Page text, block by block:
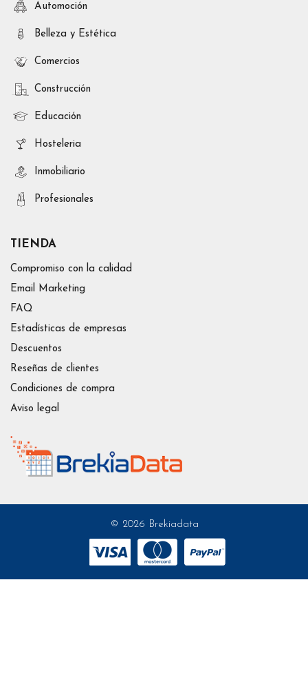
Automoción
Belleza y Estética
Comercios
Construcción
Educación
Hosteleria
Inmobiliario
Profesionales
TIENDA
Compromiso con la calidad
Email Marketing
FAQ
Estadísticas de empresas
Descuentos
Reseñas de clientes
Condiciones de compra
Aviso legal
© 2026 Brekiadata